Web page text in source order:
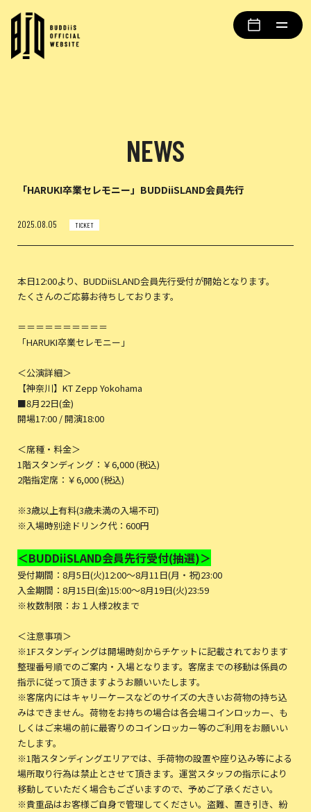
NEWS
「HARUKI卒業セレモニー」BUDDiiSLAND会員先行
2025.08.05 TICKET
本日12:00より、BUDDiiSLAND会員先行受付が開始となります。
たくさんのご応募お待ちしております。
＝＝＝＝＝＝＝＝＝＝
「HARUKI卒業セレモニー」
＜公演詳細＞
【神奈川】KT Zepp Yokohama
■8月22日(金)
開場17:00 / 開演18:00
＜席種・料金＞
1階スタンディング：￥6,000 (税込)
2階指定席：￥6,000 (税込)
※3歳以上有料(3歳未満の入場不可)
※入場時別途ドリンク代：600円
＜BUDDiiSLAND会員先行受付(抽選)＞
受付期間：8月5日(火)12:00～8月11日(月・祝)23:00
入金期間：8月15日(金)15:00～8月19日(火)23:59
※枚数制限：お１人様2枚まで
＜注意事項＞
※1Fスタンディングは開場時刻からチケットに記載されております
整理番号順でのご案内・入場となります。客席までの移動は係員の
指示に従って頂きますようお願いいたします。
※客席内にはキャリーケースなどのサイズの大きいお荷物の持ち込
みはできません。荷物をお持ちの場合は各会場コインロッカー、も
しくはご来場の前に最寄りのコインロッカー等のご利用をお願いい
たします。
※1階スタンディングエリアでは、手荷物の設置や座り込み等による
場所取り行為は禁止とさせて頂きます。運営スタッフの指示により
移動していただく場合もございますので、予めご了承ください。
※貴重品はお客様ご自身で管理してください。盗難、置き引き、紛